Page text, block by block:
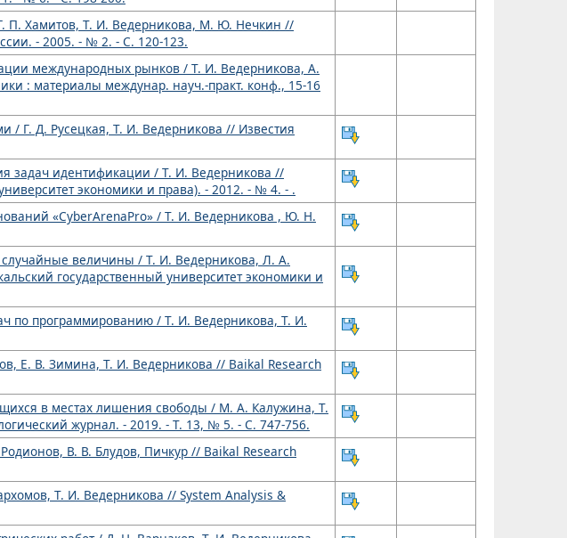
П. Хамитов, Т. И. Ведерникова, М. Ю. Нечкин //
- 2005. - № 2. - С. 120-123.
международных рынков / Т. И. Ведерникова, А.
: материалы междунар. науч.-практ. конф., 15-16
/ Г. Д. Русецкая, Т. И. Ведерникова // Известия
задач идентификации / Т. И. Ведерникова //
экономики и права). - 2012. - № 4. - .
«CyberArenaPro» / Т. И. Ведерникова , Ю. Н.
величины / Т. И. Ведерникова, Л. А.
государственный университет экономики и
по программированию / Т. И. Ведерникова, Т. И.
Е. В. Зимина, Т. И. Ведерникова // Baikal Research
в местах лишения свободы / М. А. Калужина, Т.
журнал. - 2019. - Т. 13, № 5. - С. 747-756.
В. В. Блудов, Пичкур // Baikal Research
Т. И. Ведерникова // System Analysis &